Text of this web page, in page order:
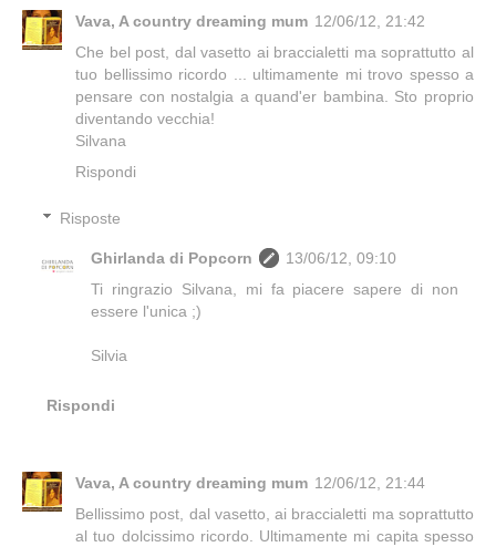
Vava, A country dreaming mum 12/06/12, 21:42
Che bel post, dal vasetto ai braccialetti ma soprattutto al
tuo bellissimo ricordo ... ultimamente mi trovo spesso a
pensare con nostalgia a quand'er bambina. Sto proprio
diventando vecchia!
Silvana
Rispondi
Risposte
Ghirlanda di Popcorn
13/06/12, 09:10
Ti ringrazio Silvana, mi fa piacere sapere di non
essere l'unica ;)
Silvia
Rispondi
Vava, A country dreaming mum 12/06/12, 21:44
Bellissimo post, dal vasetto, ai braccialetti ma soprattutto
al tuo dolcissimo ricordo. Ultimamente mi capita spesso